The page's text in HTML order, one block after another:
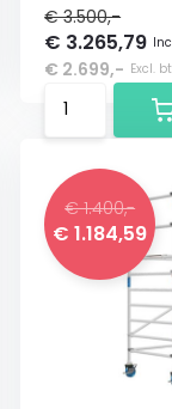
€ 3.500,-
€ 3.265,79
€ 2.699,- Excl.
€ 1.400,-
€ 1.184,59